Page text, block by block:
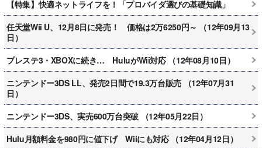
【特集】快適ネットライフを！「プロバイダ選びの基礎知識」
任天堂Wii U、12月8日に発売！ 価格は2万6250円～ （12年09月13
日）
プレステ3・XBOXに続き… HuluがWii対応 （12年08月10日）
ニンテンドー3DS LL、発売2日間で19.3万台販売 （12年07月31
日）
ニンテンドー3DS、実売600万台突破 （12年05月22日）
Hulu月額料金を980円に値下げ Wiiにも対応 （12年04月12日）